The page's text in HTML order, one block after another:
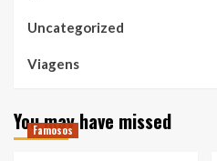
Uncategorized
Viagens
You may have missed
Famosos